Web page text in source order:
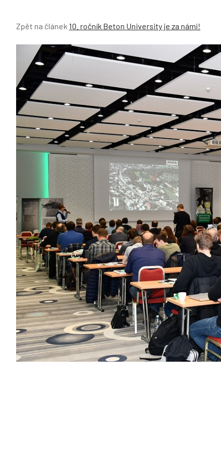
Zpět na článek 10. ročník Beton University je za námi!